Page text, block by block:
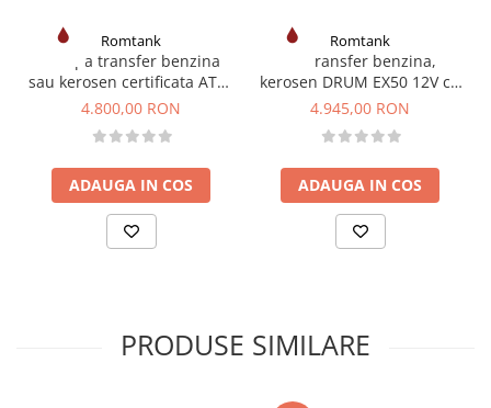
Lungime furtun livrare: 4 m (Ø 20 mm, 1" BSP)
Duza de livrare: Automat A60 ATEX
Contor:K33 ATEX
Romtank
Pompa transfer benzina
sau kerosen certificata ATEX
EX50 ST 220V
4.800,00 RON
ADAUGA IN COS
Romtank
Kit transfer benzina,
kerosen DRUM EX50 12V cu
debitmetru mecanic K33 si
4.945,00 RON
ADAUGA IN COS
PRODUSE SIMILARE